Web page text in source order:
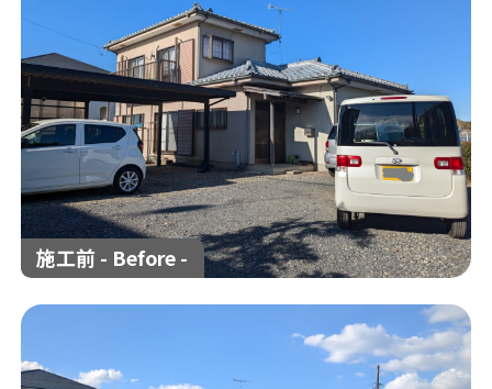
会社概要
施工事例 相談会/イベント
現場ブログ お客様の声
補助金情報 空き家対策
施工前 - Before -